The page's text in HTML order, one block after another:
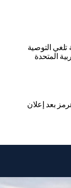
تلغي التوصية
المتحدة
بعد إعلان